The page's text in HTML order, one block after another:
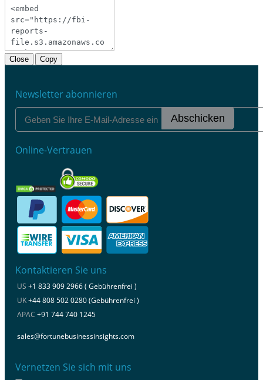
Close Copy
Newsletter abonnieren
Abschicken
Online-Vertrauen
Kontaktieren Sie uns
US +1 833 909 2966 ( Gebührenfrei )
UK+44 808 502 0280 (Gebührenfrei )
APAC +91 744 740 1245
sales@fortunebusinessinsights.com
Vernetzen Sie sich mit uns